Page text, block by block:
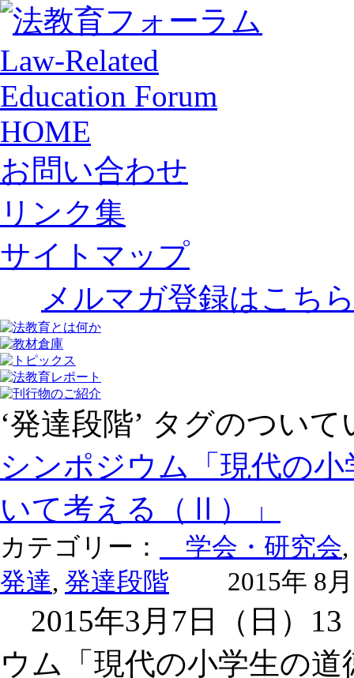
HOME
お問い合わせ
リンク集
サイトマップ
メルマガ登録はこち
‘発達段階’ タグのつい
シンポジウム「現代の
いて考える（Ⅱ）」
カテゴリー： 学会・研究会,
発達, 発達段階 2015年 8月
2015年3月7日（日）13
ウム「現代の小学生の